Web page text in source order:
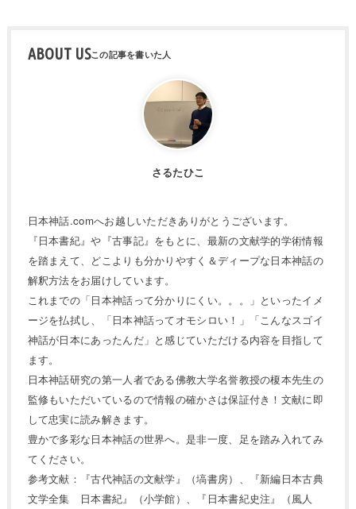
ABOUT US
さるたひこ
日本神話.comへお越しいただきありがとうございます。
『日本書紀』や『古事記』をもとに、最新の文献学的学術情報
を踏まえて、どこよりも分かりやすく＆ディープな日本神話の
解釈方法をお届けしています。
これまでの「日本神話って分かりにくい。。。」といったイメ
ージを払拭し、「日本神話ってオモシロい！」「こんなスゴイ
神話が日本にあったんだ」と感じていただける内容を目指して
ます。
日本神話研究の第一人者である佛教大学名誉教授の榎本先生の
監修もいただいているので情報の確かさは保証付き！文献に即
して忠実に読み解きます。
豊かで多彩な日本神話の世界へ。是非一度、足を踏み入れてみ
てください。
参考文献：『古代神話の文献学』（塙書房）、『新編日本古典
文学全集 日本書紀』（小学館）、『日本書紀史注』（風人